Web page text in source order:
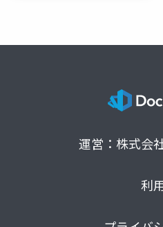
運営：株式会
利